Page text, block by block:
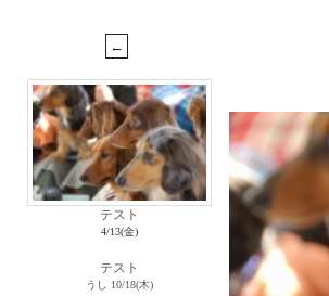
テスト
4/13(金)
テスト
うし 10/18(木)